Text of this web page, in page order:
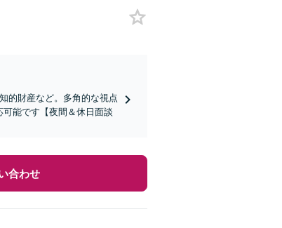
的財産など。多角的な視点
能です【夜間＆休日面談
合わせ